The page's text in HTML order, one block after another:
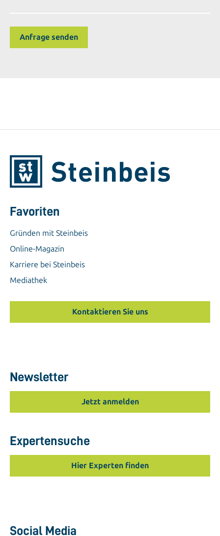
Favoriten
Gründen mit Steinbeis
Online-Magazin
Karriere bei Steinbeis
Mediathek
Kontaktieren Sie uns
Newsletter
Jetzt anmelden
Expertensuche
Hier Experten finden
Social Media